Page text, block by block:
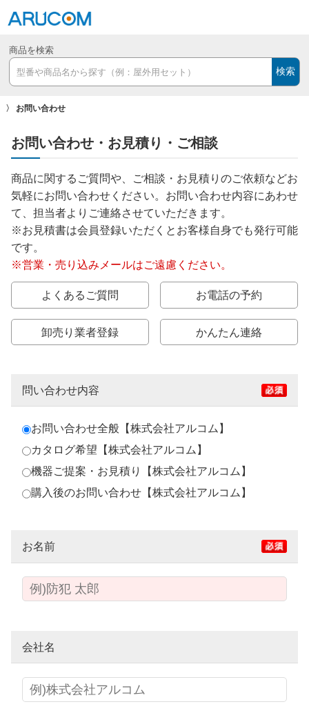
商品を検索
検索
お問い合わせ
お問い合わせ・お見積り・ご相談
商品に関するご質問や、ご相談・お見積りのご依頼などお
気軽にお問い合わせください。お問い合わせ内容にあわせ
て、担当者よりご連絡させていただきます。
※お見積書は会員登録いただくとお客様自身でも発行可能
です。
※営業・売り込みメールはご遠慮ください。
よくあるご質問 お電話の予約
卸売り業者登録 かんたん連絡
問い合わせ内容
お問い合わせ全般【株式会社アルコム】
カタログ希望【株式会社アルコム】
機器ご提案・お見積り【株式会社アルコム】
購入後のお問い合わせ【株式会社アルコム】
お名前
会社名